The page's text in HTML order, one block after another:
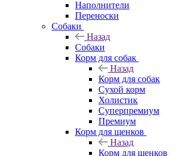
Наполнители
Переноски
Собаки
Назад
Собаки
Корм для собак
Назад
Корм для собак
Сухой корм
Холистик
Суперпремиум
Премиум
Корм для щенков
Назад
Корм для щенков